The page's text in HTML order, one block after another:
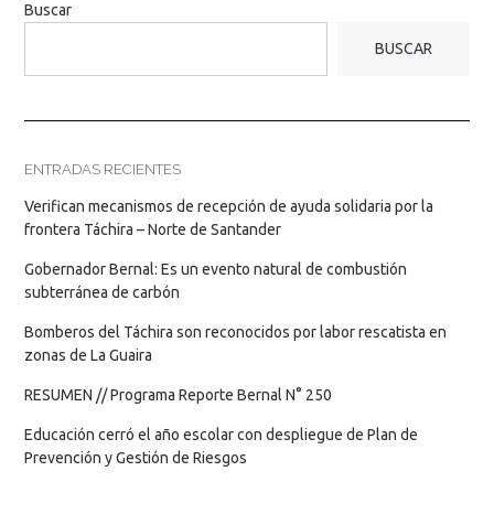
Buscar
BUSCAR
ENTRADAS RECIENTES
Verifican mecanismos de recepción de ayuda solidaria por la
frontera Táchira – Norte de Santander
Gobernador Bernal: Es un evento natural de combustión
subterránea de carbón
Bomberos del Táchira son reconocidos por labor rescatista en
zonas de La Guaira
RESUMEN // Programa Reporte Bernal N° 250
Educación cerró el año escolar con despliegue de Plan de
Prevención y Gestión de Riesgos